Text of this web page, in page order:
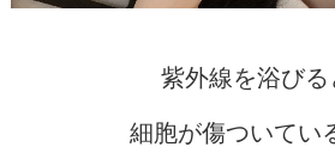
紫外線を浴びる
細胞が傷ついてい